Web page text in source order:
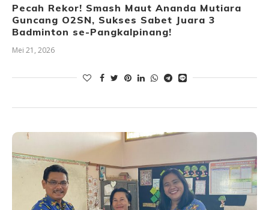
Pecah Rekor! Smash Maut Ananda Mutiara
Guncang O2SN, Sukses Sabet Juara 3
Badminton se-Pangkalpinang!
Mei 21, 2026